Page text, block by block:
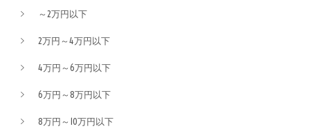
～2万円以下
2万円～4万円以下
4万円～6万円以下
6万円～8万円以下
8万円～10万円以下